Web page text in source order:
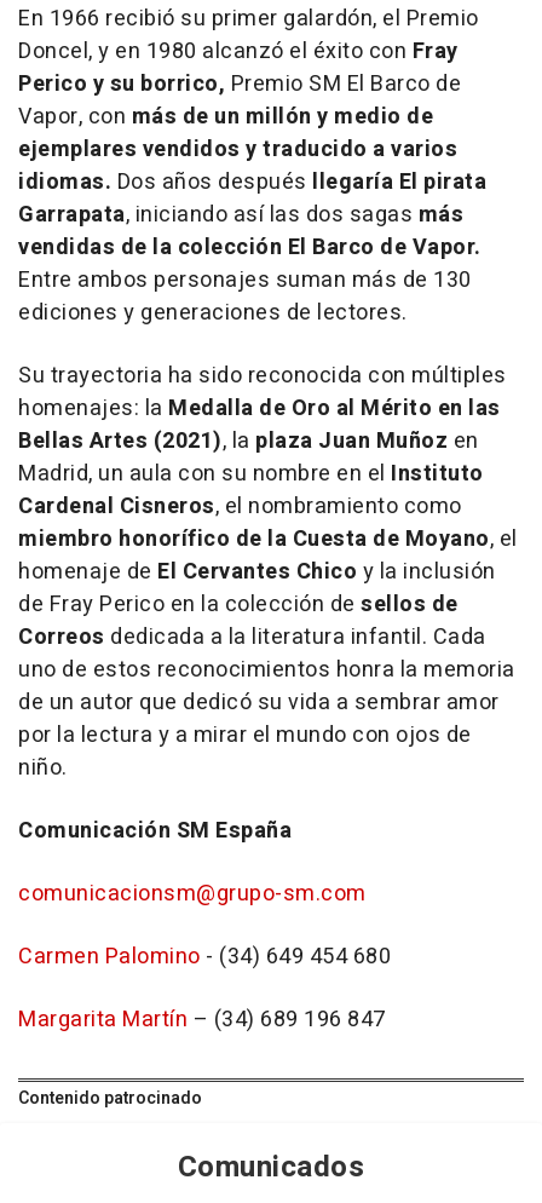
En 1966 recibió su primer galardón, el Premio
Doncel, y en 1980 alcanzó el éxito con Fray
Perico y su borrico, Premio SM El Barco de
Vapor, con más de un millón y medio de
ejemplares vendidos y traducido a varios
idiomas. Dos años después llegaría El pirata
Garrapata, iniciando así las dos sagas más
vendidas de la colección El Barco de Vapor.
Entre ambos personajes suman más de 130
ediciones y generaciones de lectores.
Su trayectoria ha sido reconocida con múltiples
homenajes: la Medalla de Oro al Mérito en las
Bellas Artes (2021), la plaza Juan Muñoz en
Madrid, un aula con su nombre en el Instituto
Cardenal Cisneros, el nombramiento como
miembro honorífico de la Cuesta de Moyano, el
homenaje de El Cervantes Chico y la inclusión
de Fray Perico en la colección de sellos de
Correos dedicada a la literatura infantil. Cada
uno de estos reconocimientos honra la memoria
de un autor que dedicó su vida a sembrar amor
por la lectura y a mirar el mundo con ojos de
niño.
Comunicación SM España
comunicacionsm@grupo-sm.com
Carmen Palomino - (34) 649 454 680
Margarita Martín – (34) 689 196 847
Contenido patrocinado
Comunicados